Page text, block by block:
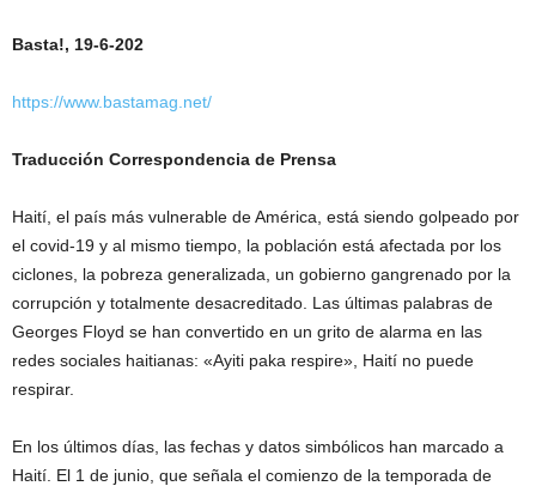
Basta!, 19-6-202
https://www.bastamag.net/
Traducción Correspondencia de Prensa
Haití, el país más vulnerable de América, está siendo golpeado por
el covid-19 y al mismo tiempo, la población está afectada por los
ciclones, la pobreza generalizada, un gobierno gangrenado por la
corrupción y totalmente desacreditado. Las últimas palabras de
Georges Floyd se han convertido en un grito de alarma en las
redes sociales haitianas: «Ayiti paka respire», Haití no puede
respirar.
En los últimos días, las fechas y datos simbólicos han marcado a
Haití. El 1 de junio, que señala el comienzo de la temporada de